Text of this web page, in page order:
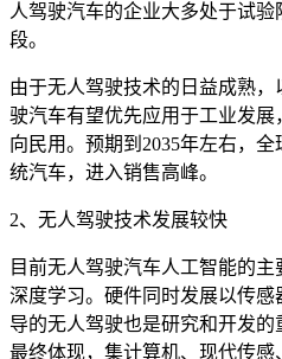
人驾驶汽车的企业大多处于试
段。
由于无人驾驶技术的日益成熟
驶汽车有望优先应用于工业发
向民用。预期到2035年左右，
统汽车，进入销售高峰。
2、无人驾驶技术发展较快
目前无人驾驶汽车人工智能的
深度学习。硬件同时发展以传感
导的无人驾驶也是研究和开发
最终体现，集计算机、现代传